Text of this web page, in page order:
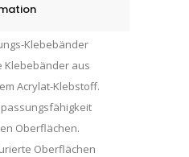
Klebebänder
Klebebänder aus
Acrylat-Klebstoff.
Oberflächen.
Oberflächen